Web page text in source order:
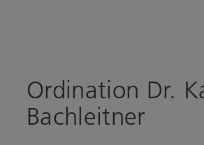
Ordination Dr.
Bachleitner